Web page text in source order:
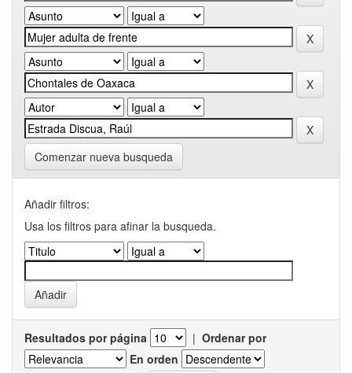
Comenzar nueva busqueda
Añadir filtros:
Usa los filtros para afinar la busqueda.
Resultados por página | Ordenar por
En orden